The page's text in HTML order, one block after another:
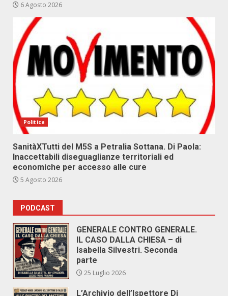
6 Agosto 2026
Politica
SanitàXTutti del M5S a Petralia Sottana. Di Paola:
Inaccettabili diseguaglianze territoriali ed
economiche per accesso alle cure
5 Agosto 2026
PODCAST
GENERALE CONTRO GENERALE.
IL CASO DALLA CHIESA – di
Isabella Silvestri. Seconda
parte
25 Luglio 2026
L’Archivio dell’Ispettore Di